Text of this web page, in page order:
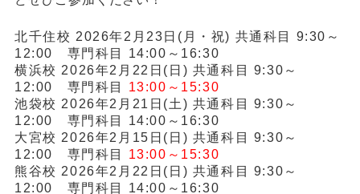
北千住校 2026年2月23日(月・祝) 共通科目 9:30～
12:00 専門科目 14:00～16:30
横浜校 2026年2月22日(日) 共通科目 9:30～
12:00 専門科目 13:00～15:30
池袋校 2026年2月21日(土) 共通科目 9:30～
12:00 専門科目 14:00～16:30
大宮校 2026年2月15日(日) 共通科目 9:30～
12:00 専門科目 13:00～15:30
熊谷校 2026年2月22日(日) 共通科目 9:30～
12:00 専門科目 14:00～16:30